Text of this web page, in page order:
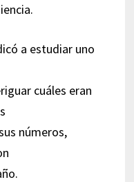
a estudiar uno
cuáles eran
números,